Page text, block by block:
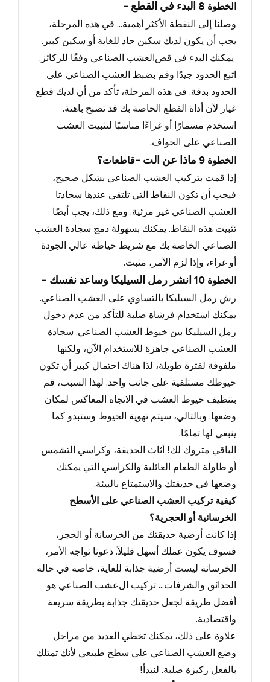
الخطوة 8 - البدء في القطع
وصلنا إلى النقطة الأكثر أهمية... في هذه المرحلة،
يجب أن يكون لديك سكين حاد للغاية أو سكين كبير.
العشب الصناعي وفقًا للركائز.
اتبع الحدود جيدًا وقم بضبط العشب الصناعي على
الحدود بدقة. في هذه المرحلة، تأكد من أن لديك قطع
غيار لأن أداة القطع الخاصة بك قد تصبح باهتة.
استخدم مسمارًا أو غراءًا مناسبًا لتثبيت العشب
الصناعي على الحواف.
الخطوة 9 - ماذا عن الت
قاطعات؟
إذا قمت بتركيب العشب الصناعي بشكل صحيح،
فيجب أن تكون النقاط التي تلتقي عندها سجادتا
العشب الصناعي غير مرئية. ومع ذلك، يجب أيضًا
تثبيت هذه النقاط. يمكنك بسهولة دمج سجادة العشب
الصناعي الخاصة بك مع شريط خياطة عالي الجودة
أو غراء، وإذا لزم الأمر، مثبت.
الخطوة 10 - انشر رمل السيليكا وساعد نفسك
رش رمل السيليكا بالتساوي على العشب الصناعي.
يمكنك استخدام فرشاة صلبة للتأكد من عدم دخول
رمل السيليكا بين خيوط العشب الصناعي. سجادة
العشب الصناعي جاهزة للاستخدام الآن، ولكنها
ملفوفة لفترة طويلة، لذا هناك احتمال كبير أن تكون
خيوطك مستلقية على جانب واحد. لهذا السبب، قم
بتنظيف خيوط العشب في الاتجاه المعاكس لمكان
وضعها. وبالتالي، سيتم تهوية الخيوط وستبدو كما
ينبغي لها تمامًا.
الباقي متروك لك! أثاث الحديقة، وكراسي التشمس
أو طاولة الطعام العائلية والكراسي التي يمكنك
وضعها في حديقتك والاستمتاع بالبيئة.
كيفية تركيب العشب الصناعي على الأسطح
الخرسانية أو الحجرية؟
إذا كانت أرضية حديقتك من الخرسانة أو الحجر،
فسوف يكون عملك أسهل قليلاً. دعونا نواجه الأمر ،
الخرسانة ليست أرضية جذابة للغاية، خاصة في حالة
الحدائق والشرفات... تركيب العشب الصناعي هو
أفضل طريقة لجعل حديقتك جذابة بطريقة سريعة
واقتصادية.
علاوة على ذلك، يمكنك تخطي العديد من مراحل
وضع العشب الصناعي على سطح طبيعي لأنك تمتلك
بالفعل ركيزة صلبة. لنبدأ !